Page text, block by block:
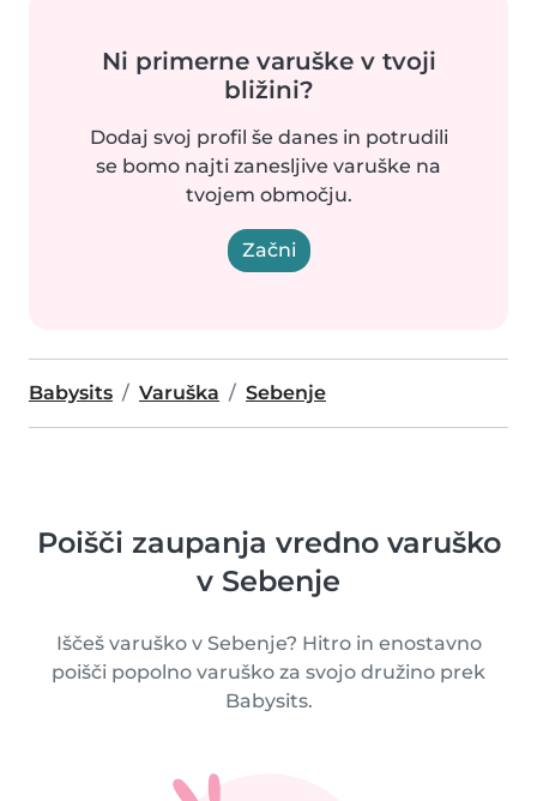
Ni primerne varuške v tvoji
bližini?
Dodaj svoj profil še danes in potrudili
se bomo najti zanesljive varuške na
tvojem območju.
Začni
Babysits Varuška Sebenje
Poišči zaupanja vredno varuško
v Sebenje
Iščeš varuško v Sebenje? Hitro in enostavno
poišči popolno varuško za svojo družino prek
Babysits.